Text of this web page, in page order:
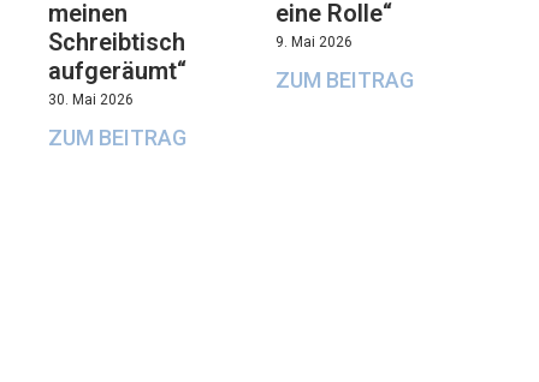
meinen
Schreibtisch
aufgeräumt“
30. Mai 2026
ZUM BEITRAG
eine Rolle“
9. Mai 2026
ZUM BEITRAG